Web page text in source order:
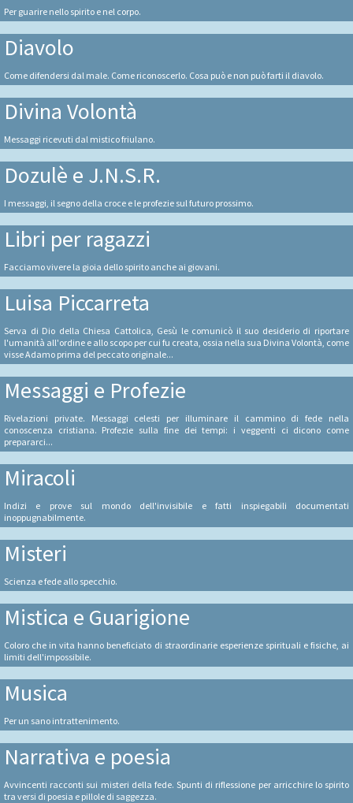
Per guarire nello spirito e nel corpo.
Diavolo
Come difendersi dal male. Come riconoscerlo. Cosa può e non può farti il diavolo.
Divina Volontà
Messaggi ricevuti dal mistico friulano.
Dozulè e J.N.S.R.
I messaggi, il segno della croce e le profezie sul futuro prossimo.
Libri per ragazzi
Facciamo vivere la gioia dello spirito anche ai giovani.
Luisa Piccarreta
Serva di Dio della Chiesa Cattolica, Gesù le comunicò il suo desiderio di riportare
l'umanità all'ordine e allo scopo per cui fu creata, ossia nella sua Divina Volontà, come
visse Adamo prima del peccato originale...
Messaggi e Profezie
Rivelazioni private. Messaggi celesti per illuminare il cammino di fede nella
conoscenza cristiana. Profezie sulla fine dei tempi: i veggenti ci dicono come
prepararci...
Miracoli
Indizi e prove sul mondo dell'invisibile e fatti inspiegabili documentati
inoppugnabilmente.
Misteri
Scienza e fede allo specchio.
Mistica e Guarigione
Coloro che in vita hanno beneficiato di straordinarie esperienze spirituali e fisiche, ai
limiti dell'impossibile.
Musica
Per un sano intrattenimento.
Narrativa e poesia
Avvincenti racconti sui misteri della fede. Spunti di riflessione per arricchire lo spirito
tra versi di poesia e pillole di saggezza.